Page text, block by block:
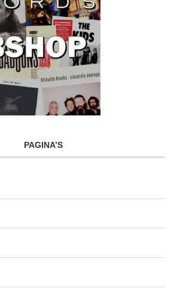
PAGINA’S